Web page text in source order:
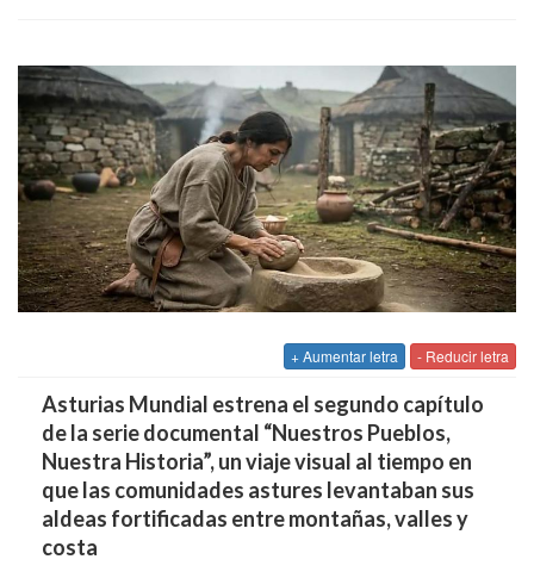
+ Aumentar letra - Reducir letra
Asturias Mundial estrena el segundo capítulo
de la serie documental “Nuestros Pueblos,
Nuestra Historia”, un viaje visual al tiempo en
que las comunidades astures levantaban sus
aldeas fortificadas entre montañas, valles y
costa